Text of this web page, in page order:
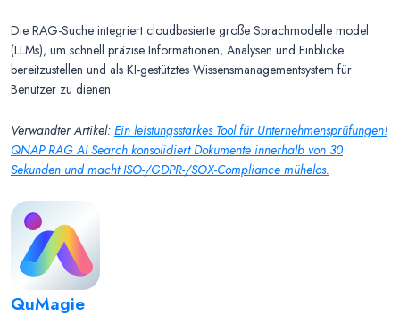
Die RAG-Suche integriert cloudbasierte große Sprachmodelle model
(LLMs), um schnell präzise Informationen, Analysen und Einblicke
bereitzustellen und als KI-gestütztes Wissensmanagementsystem für
Benutzer zu dienen.
Verwandter Artikel: Ein leistungsstarkes Tool für Unternehmensprüfungen!
QNAP RAG AI Search konsolidiert Dokumente innerhalb von 30
Sekunden und macht ISO-/GDPR-/SOX-Compliance mühelos.
QuMagie